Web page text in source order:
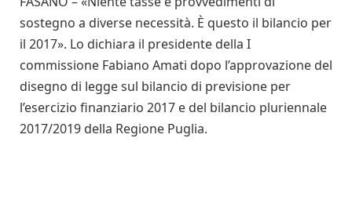
sostegno a diverse necessità. È questo il bilancio per
il 2017». Lo dichiara il presidente della I
commissione Fabiano Amati dopo l’approvazione del
disegno di legge sul bilancio di previsione per
l’esercizio finanziario 2017 e del bilancio pluriennale
2017/2019 della Regione Puglia.